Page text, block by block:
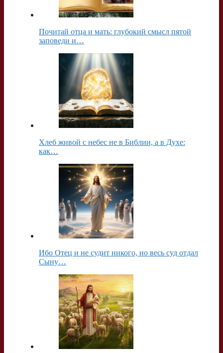
Почитай отца и мать: глубокий смысл пятой
заповеди и…
Хлеб живой с небес не в Библии, а в Духе:
как…
Ибо Отец и не судит никого, но весь суд отдал
Сыну…